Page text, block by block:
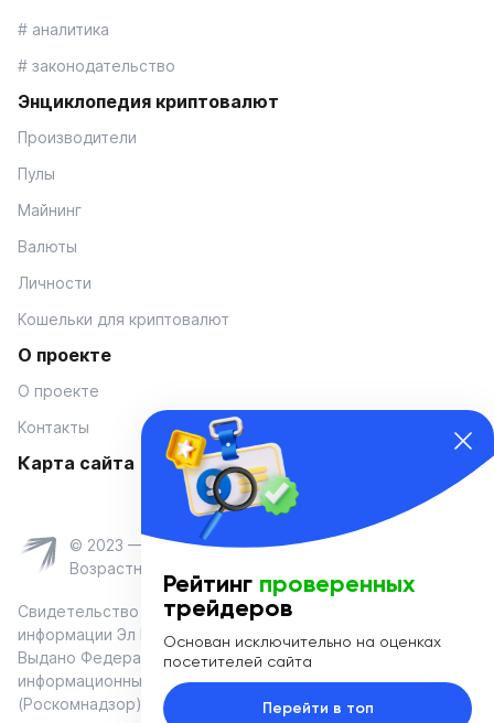
# аналитика
# законодательство
Энциклопедия криптовалют
Производители
Пулы
Майнинг
Валюты
Личности
Кошельки для криптовалют
О проекте
О проекте
Контакты
Карта сайта
© 2023 — Coinmania
Возрастное ограничение 16+
Свидетельство о регистрации средства массовой
информации Эл № ФС 77-74908 от «25» января 2019 г.
Выдано Федеральной службой по надзору в сфере связи,
информационных технологий и массовых коммуникаций
(Роскомнадзор)
Рейтинг проверенных
трейдеров
Основан исключительно на оценках
посетителей сайта
Перейти в топ